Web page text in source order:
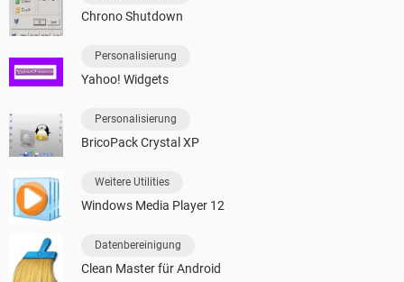
Chrono Shutdown
Personalisierung
Yahoo! Widgets
Personalisierung
BricoPack Crystal XP
Weitere Utilities
Windows Media Player 12
Datenbereinigung
Clean Master für Android